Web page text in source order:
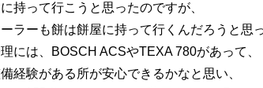
持って行こうと思ったのですが、
ラーも餅は餅屋に持って行くんだろうと思
には、BOSCH ACSやTEXA 780があって、
経験がある所が安心できるかなと思い、